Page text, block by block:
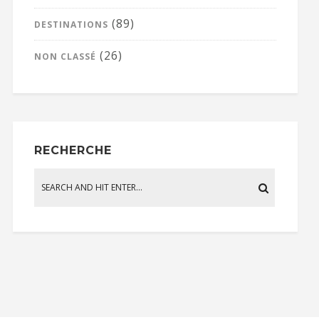
DESTINATIONS (89)
NON CLASSÉ (26)
RECHERCHE